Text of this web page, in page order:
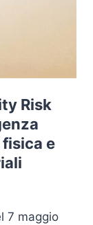
Risk
e
7 maggio